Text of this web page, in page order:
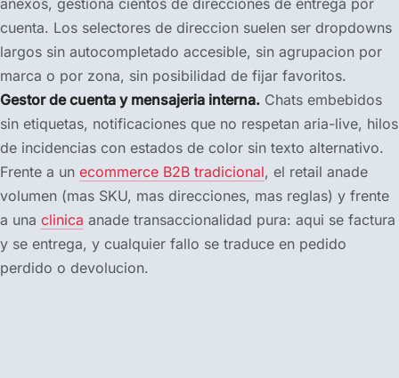
cuenta. Los selectores de direccion suelen ser dropdowns
largos sin autocompletado accesible, sin agrupacion por
marca o por zona, sin posibilidad de fijar favoritos.
Gestor de cuenta y mensajeria interna. Chats embebidos
sin etiquetas, notificaciones que no respetan aria-live, hilos
de incidencias con estados de color sin texto alternativo.
Frente a un ecommerce B2B tradicional, el retail anade
volumen (mas SKU, mas direcciones, mas reglas) y frente
a una clinica anade transaccionalidad pura: aqui se factura
y se entrega, y cualquier fallo se traduce en pedido
perdido o devolucion.